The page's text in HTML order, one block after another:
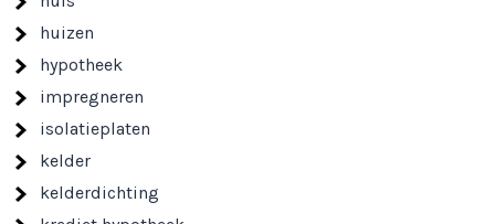
huizen
hypotheek
impregneren
isolatieplaten
kelder
kelderdichting